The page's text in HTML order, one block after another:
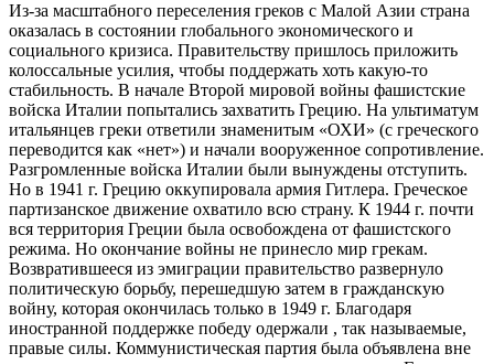
Из-за масштабного переселения греков с Малой Азии страна
оказалась в состоянии глобального экономического и
социального кризиса. Правительству пришлось приложить
колоссальные усилия, чтобы поддержать хоть какую-то
стабильность. В начале Второй мировой войны фашистские
войска Италии попытались захватить Грецию. На ультиматум
итальянцев греки ответили знаменитым «ОХИ» (с греческого
переводится как «нет») и начали вооруженное сопротивление.
Разгромленные войска Италии были вынуждены отступить.
Но в 1941 г. Грецию оккупировала армия Гитлера. Греческое
партизанское движение охватило всю страну. К 1944 г. почти
вся территория Греции была освобождена от фашистского
режима. Но окончание войны не принесло мир грекам.
Возвратившееся из эмиграции правительство развернуло
политическую борьбу, перешедшую затем в гражданскую
войну, которая окончилась только в 1949 г. Благодаря
иностранной поддержке победу одержали , так называемые,
правые силы. Коммунистическая партия была объявлена вне